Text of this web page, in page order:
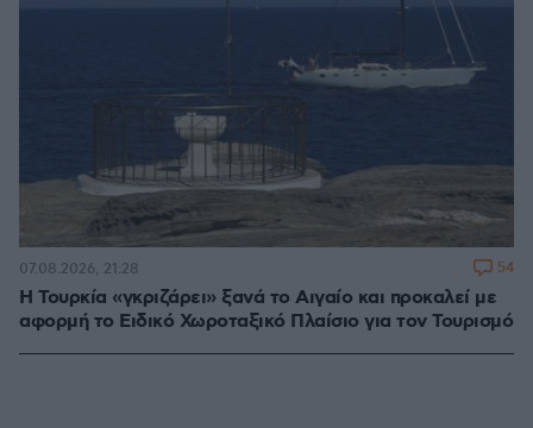
Η Τουρκία «γκριζάρει» ξανά το Αιγαίο και προκαλεί με
αφορμή το Ειδικό Χωροταξικό Πλαίσιο για τον Τουρισμό
07.08.2026, 21:28 54